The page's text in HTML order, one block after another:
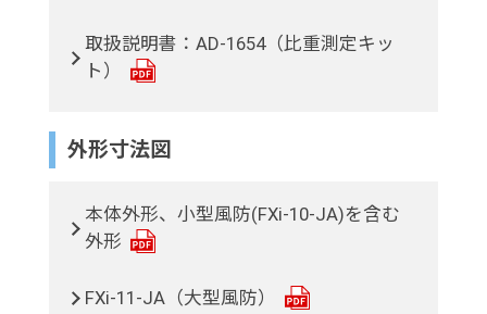
取扱説明書：AD-1654（比重測定キッ
ト）
外形寸法図
本体外形、小型風防(FXi-10-JA)を含む
外形
FXi-11-JA（大型風防）